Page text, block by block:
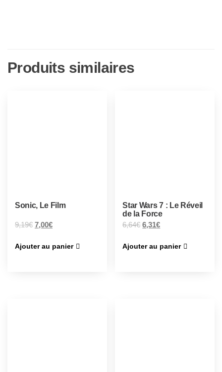
Produits similaires
Sonic, Le Film
9,19€ 7,00€
Ajouter au panier
Star Wars 7 : Le Réveil
de la Force
6,64€ 6,31€
Ajouter au panier